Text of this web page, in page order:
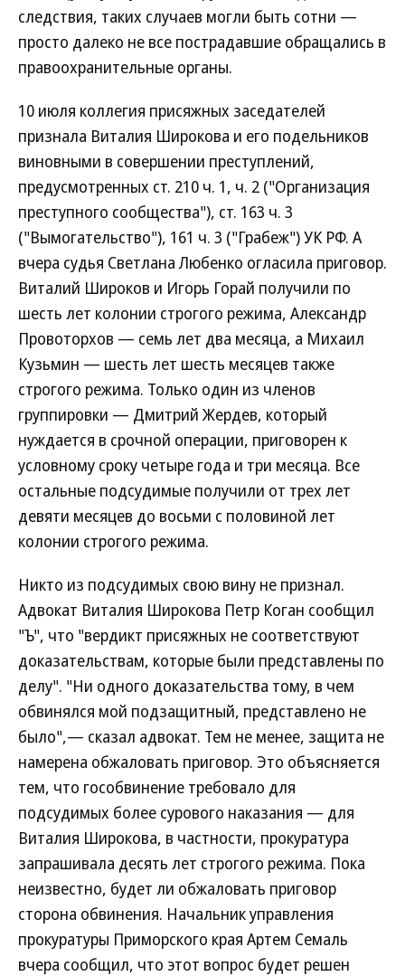
следствия, таких случаев могли быть сотни —
просто далеко не все пострадавшие обращались в
правоохранительные органы.
10 июля коллегия присяжных заседателей
признала Виталия Широкова и его подельников
виновными в совершении преступлений,
предусмотренных ст. 210 ч. 1, ч. 2 ("Организация
преступного сообщества"), ст. 163 ч. 3
("Вымогательство"), 161 ч. 3 ("Грабеж") УК РФ. А
вчера судья Светлана Любенко огласила приговор.
Виталий Широков и Игорь Горай получили по
шесть лет колонии строгого режима, Александр
Провоторхов — семь лет два месяца, а Михаил
Кузьмин — шесть лет шесть месяцев также
строгого режима. Только один из членов
группировки — Дмитрий Жердев, который
нуждается в срочной операции, приговорен к
условному сроку четыре года и три месяца. Все
остальные подсудимые получили от трех лет
девяти месяцев до восьми с половиной лет
колонии строгого режима.
Никто из подсудимых свою вину не признал.
Адвокат Виталия Широкова Петр Коган сообщил
"Ъ", что "вердикт присяжных не соответствуют
доказательствам, которые были представлены по
делу". "Ни одного доказательства тому, в чем
обвинялся мой подзащитный, представлено не
было",— сказал адвокат. Тем не менее, защита не
намерена обжаловать приговор. Это объясняется
тем, что гособвинение требовало для
подсудимых более сурового наказания — для
Виталия Широкова, в частности, прокуратура
запрашивала десять лет строгого режима. Пока
неизвестно, будет ли обжаловать приговор
сторона обвинения. Начальник управления
прокуратуры Приморского края Артем Семаль
вчера сообщил, что этот вопрос будет решен